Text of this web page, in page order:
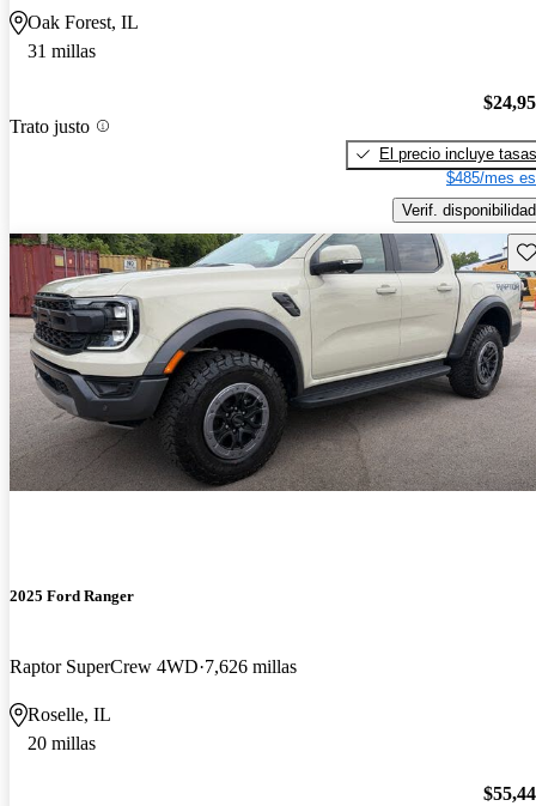
Oak Forest, IL
31 millas
Trato justo
El precio incluye tasas
$485/mes
Verif. disponibilidad
2025 Ford Ranger
Raptor SuperCrew 4WD 7,626 millas
Roselle, IL
20 millas